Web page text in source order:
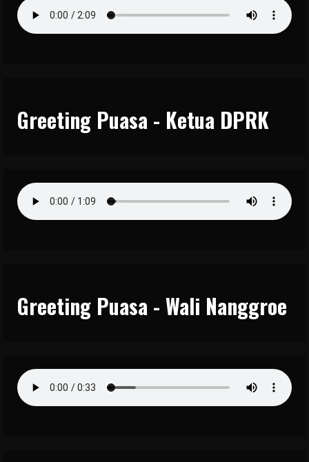
Greeting Puasa - Ketua DPRK
Greeting Puasa - Wali Nanggroe